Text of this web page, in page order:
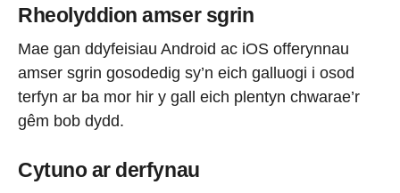
Rheolyddion amser sgrin
Mae gan ddyfeisiau Android ac iOS offerynnau
amser sgrin gosodedig sy’n eich galluogi i osod
terfyn ar ba mor hir y gall eich plentyn chwarae’r
gêm bob dydd.
Cytuno ar derfynau